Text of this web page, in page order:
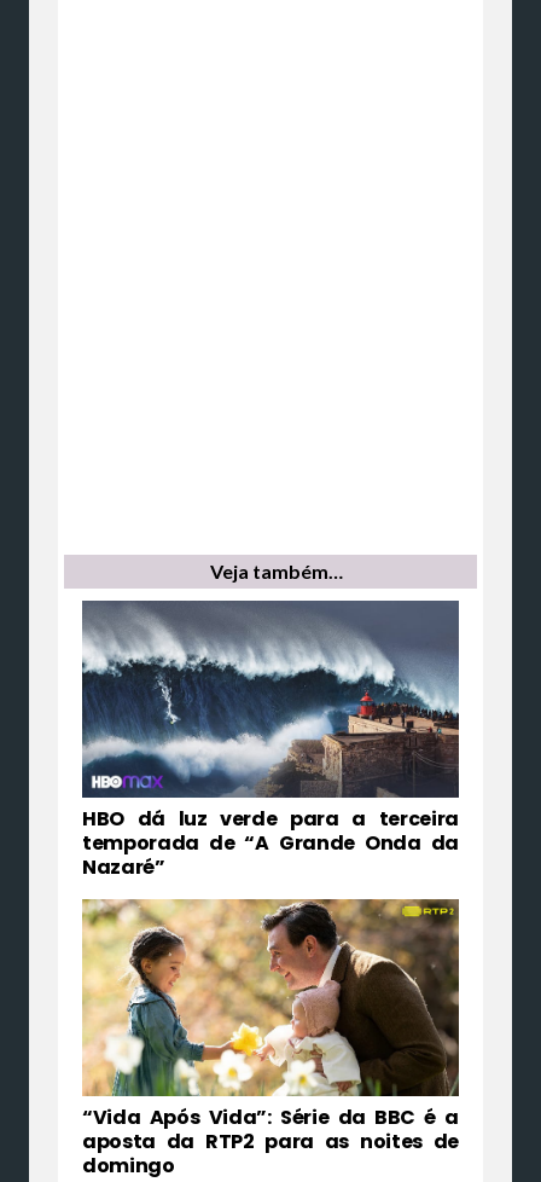
Veja também…
HBO dá luz verde para a terceira
temporada de “A Grande Onda da
Nazaré”
“Vida Após Vida”: Série da BBC é a
aposta da RTP2 para as noites de
domingo